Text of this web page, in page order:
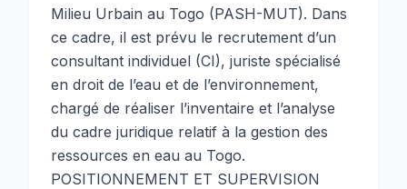
Milieu Urbain au Togo (PASH-MUT). Dans
ce cadre, il est prévu le recrutement d’un
consultant individuel (CI), juriste spécialisé
en droit de l’eau et de l’environnement,
chargé de réaliser l’inventaire et l’analyse
du cadre juridique relatif à la gestion des
ressources en eau au Togo.
POSITIONNEMENT ET SUPERVISION